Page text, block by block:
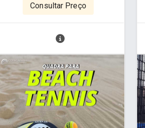
Consultar Preço